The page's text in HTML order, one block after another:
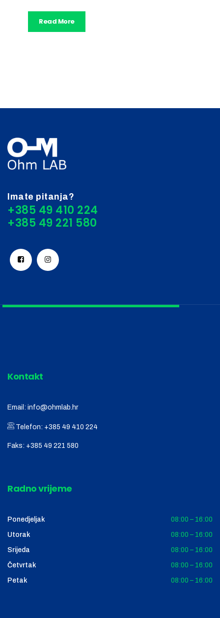
Read More
Imate pitanja?
+385 49 410 224
Kontakt
Email: info@ohmlab.hr
Telefon: +385 49 410 224
Faks: +385 49 221 580
Radno vrijeme
Ponedjeljak 08:00 – 16:00
Utorak 08:00 – 16:00
Srijeda 08:00 – 16:00
Četvrtak 08:00 – 16:00
Petak 08:00 – 16:00